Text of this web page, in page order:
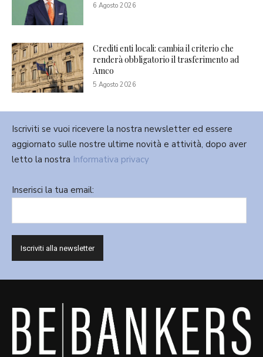
6 Agosto 2026
Crediti enti locali: cambia il criterio che
renderà obbligatorio il trasferimento ad
Amco
5 Agosto 2026
Iscriviti se vuoi ricevere la nostra newsletter ed essere
aggiornato sulle nostre ultime novità e attività, dopo aver
letto la nostra Informativa privacy
Inserisci la tua email: